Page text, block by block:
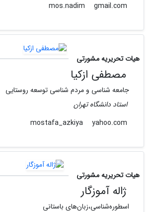
gmail.com
هیات تحریریه مشورتی
مصطفی ازکیا
جامعه شناسی و مردم شناسی توسعه روستایی
استاد دانشگاه تهران
yahoo.com
هیات تحریریه مشورتی
ژاله آموزگار
اسطوره‌شناسى،زبان‌هاى باستانى